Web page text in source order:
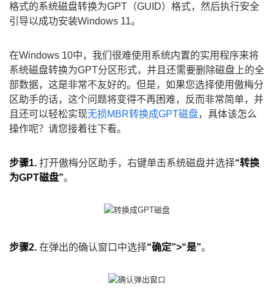
格式的系统磁盘转换为GPT（GUID）格式，然后执行安全
引导以成功安装Windows 11。
在Windows 10中，我们很难使用系统内置的实用程序来将
系统磁盘转换为GPT分区形式，并且还需要删除磁盘上的全
部数据，这是非常不友好的。但是，如果您选择使用傲梅分
区助手的话，这个问题将变得不再困难，反而非常简单，并
且还可以轻松实现无损MBR转换成GPT磁盘，具体该怎么
操作呢？请您接着往下看。
步骤1. 打开傲梅分区助手，右键单击系统磁盘并选择“转换
为GPT磁盘”。
步骤2. 在弹出的确认窗口中选择“确定”>“是”。